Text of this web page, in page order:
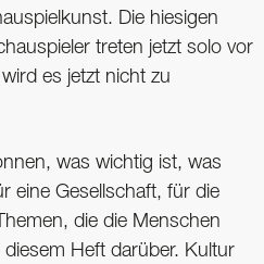
Die hiesigen
treten jetzt solo vor
es jetzt nicht zu
was wichtig ist, was
eine Gesellschaft, für die
die die Menschen
Heft darüber. Kultur